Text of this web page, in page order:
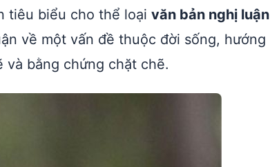
tiêu biểu cho thể loại văn bản nghị luận
về một vấn đề thuộc đời sống, hướng
bằng chứng chặt chẽ.